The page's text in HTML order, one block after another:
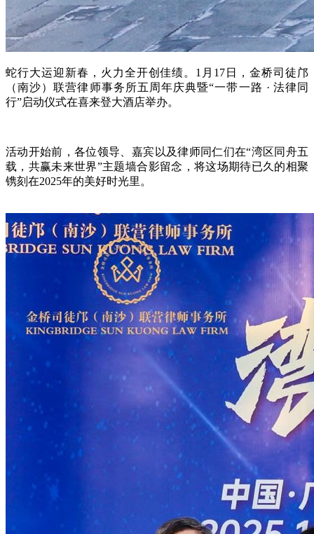
蛇行大运迎新春，火力全开创佳绩。 1 月 17 日，金桥司徒邝
（南沙）联营律师事务所五周年庆典暨“一带一路 · 法律同
行”启动仪式在喜来登大酒店举办。
活动开始前，各位领导、嘉宾以及律师同仁们在“湾区同舟五
载，共赢未来世界”主题墙合影留念，将这场期待已久的相聚
镌刻在2025年的美好时光里。